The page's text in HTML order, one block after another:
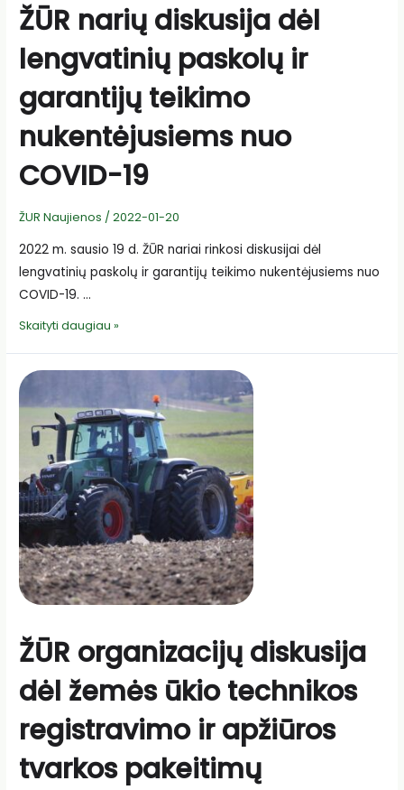
ŽŪR narių diskusija dėl
lengvatinių paskolų ir
garantijų teikimo
nukentėjusiems nuo
COVID-19
ŽUR Naujienos /2022-01-20
2022 m. sausio 19 d. ŽŪR nariai rinkosi diskusijai dėl
lengvatinių paskolų ir garantijų teikimo nukentėjusiems nuo
COVID-19. …
ŽŪR
dėl
lengvatinių
paskolų
garantijų
teikimo
nukentėjusiems
COVID-
19
Skaityti daugiau »
ŽŪR organizacijų diskusija
dėl žemės ūkio technikos
registravimo ir apžiūros
tvarkos pakeitimų